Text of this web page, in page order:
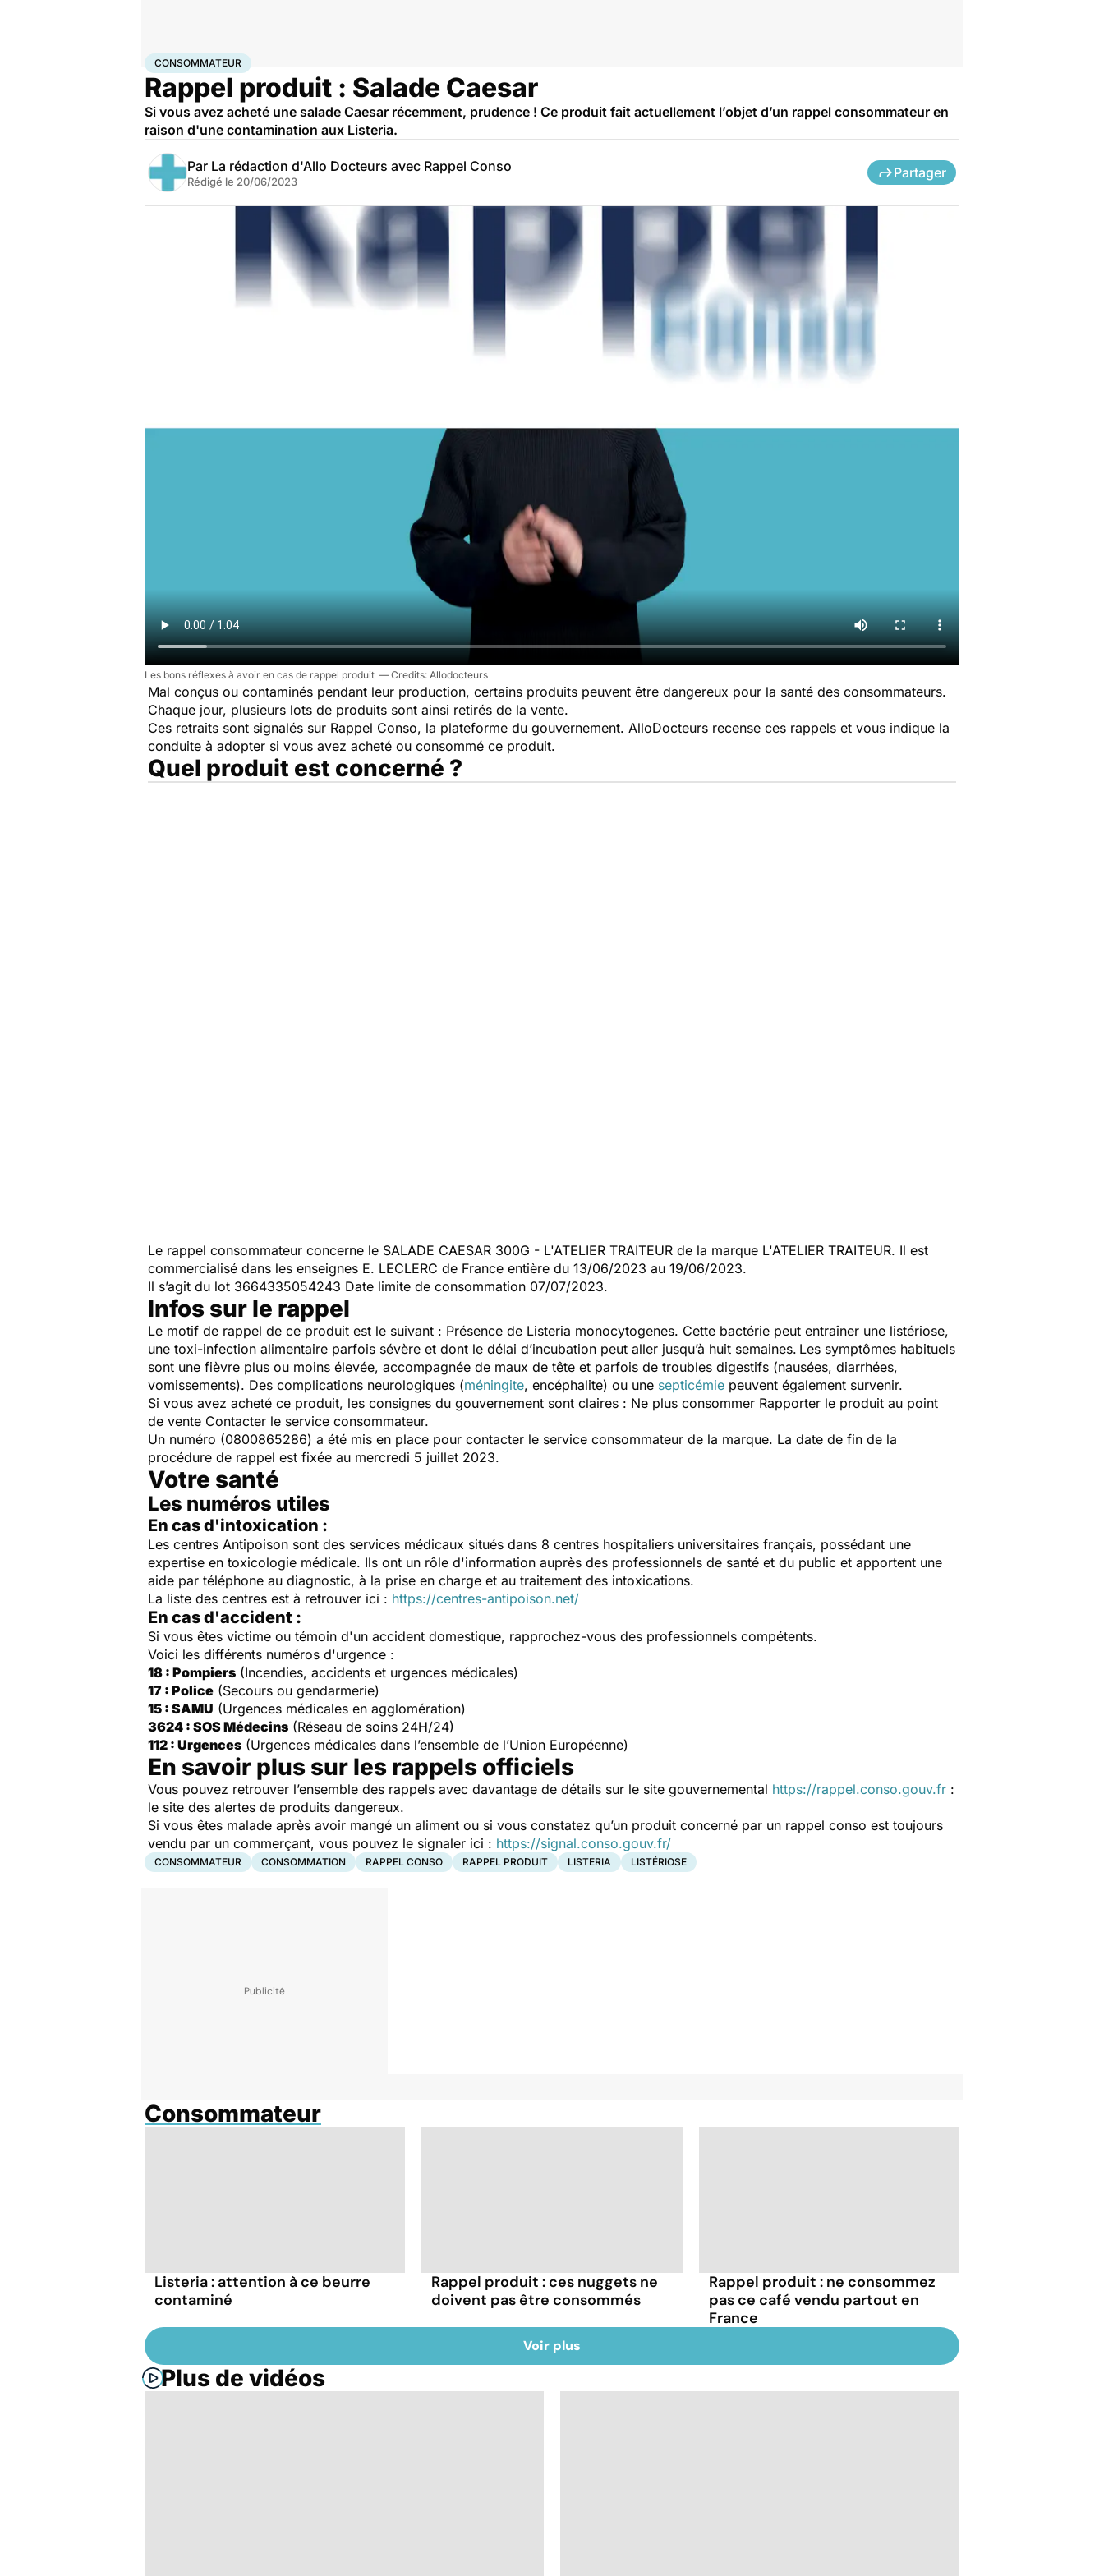
AccueilSantéConsommateur
CONSOMMATEUR
Rappel produit : Salade Caesar
Si vous avez acheté une salade Caesar récemment, prudence ! Ce produit fait actuellement l’objet d’un rappel consommateur en
raison d'une contamination aux Listeria.
Par La rédaction d'Allo Docteurs avec Rappel Conso
Rédigé le 20/06/2023
Partager
Les bons réflexes à avoir en cas de rappel produit Allodocteurs
Mal conçus ou contaminés pendant leur production, certains produits peuvent être dangereux pour la santé des consommateurs.
Chaque jour, plusieurs lots de produits sont ainsi retirés de la vente.
Ces retraits sont signalés sur Rappel Conso, la plateforme du gouvernement. AlloDocteurs recense ces rappels et vous indique la
conduite à adopter si vous avez acheté ou consommé ce produit.
Quel produit est concerné ?
Le rappel consommateur concerne le SALADE CAESAR 300G - L'ATELIER TRAITEUR de la marque L'ATELIER TRAITEUR. Il est
commercialisé dans les enseignes E. LECLERC de France entière du 13/06/2023 au 19/06/2023.
Il s’agit du lot 3664335054243 Date limite de consommation 07/07/2023.
Infos sur le rappel
Le motif de rappel de ce produit est le suivant : Présence de Listeria monocytogenes. Cette bactérie peut entraîner une listériose,
une toxi-infection alimentaire parfois sévère et dont le délai d’incubation peut aller jusqu’à huit semaines. Les symptômes habituels
sont une fièvre plus ou moins élevée, accompagnée de maux de tête et parfois de troubles digestifs (nausées, diarrhées,
vomissements). Des complications neurologiques (méningite, encéphalite) ou une septicémie peuvent également survenir.
Si vous avez acheté ce produit, les consignes du gouvernement sont claires : Ne plus consommer Rapporter le produit au point
de vente Contacter le service consommateur.
Un numéro (0800865286) a été mis en place pour contacter le service consommateur de la marque. La date de fin de la
procédure de rappel est fixée au mercredi 5 juillet 2023.
Votre santé
Les numéros utiles
En cas d'intoxication :
Les centres Antipoison sont des services médicaux situés dans 8 centres hospitaliers universitaires français, possédant une
expertise en toxicologie médicale. Ils ont un rôle d'information auprès des professionnels de santé et du public et apportent une
aide par téléphone au diagnostic, à la prise en charge et au traitement des intoxications.
La liste des centres est à retrouver ici : https://centres-antipoison.net/
En cas d'accident :
Si vous êtes victime ou témoin d'un accident domestique, rapprochez-vous des professionnels compétents.
Voici les différents numéros d'urgence :
18 : Pompiers (Incendies, accidents et urgences médicales)
17 : Police (Secours ou gendarmerie)
15 : SAMU (Urgences médicales en agglomération)
3624 : SOS Médecins (Réseau de soins 24H/24)
112 : Urgences (Urgences médicales dans l’ensemble de l’Union Européenne)
En savoir plus sur les rappels officiels
Vous pouvez retrouver l’ensemble des rappels avec davantage de détails sur le site gouvernemental https://rappel.conso.gouv.fr :
le site des alertes de produits dangereux.
Si vous êtes malade après avoir mangé un aliment ou si vous constatez qu’un produit concerné par un rappel conso est toujours
vendu par un commerçant, vous pouvez le signaler ici : https://signal.conso.gouv.fr/
CONSOMMATEUR CONSOMMATION RAPPEL CONSO RAPPEL PRODUIT LISTERIA LISTÉRIOSE
Consommateur
Listeria : attention à ce beurre
contaminé
Rappel produit : ces nuggets ne
doivent pas être consommés
Rappel produit : ne consommez
pas ce café vendu partout en
France
Voir plus
Plus de vidéos